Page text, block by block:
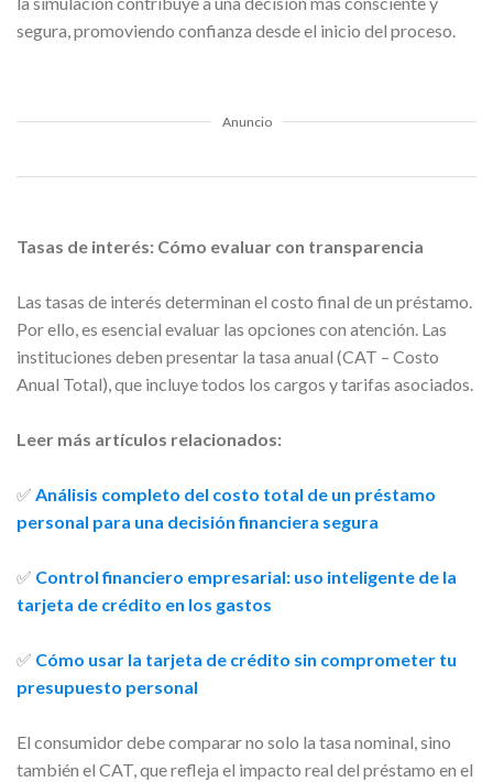
segura, promoviendo confianza desde el inicio del proceso.
Anuncio
Tasas de interés: Cómo evaluar con transparencia
Las tasas de interés determinan el costo final de un préstamo.
Por ello, es esencial evaluar las opciones con atención. Las
instituciones deben presentar la tasa anual (CAT – Costo
Anual Total), que incluye todos los cargos y tarifas asociados.
Leer más artículos relacionados:
✅ Análisis completo del costo total de un préstamo
personal para una decisión financiera segura
✅ Control financiero empresarial: uso inteligente de la
tarjeta de crédito en los gastos
✅ Cómo usar la tarjeta de crédito sin comprometer tu
presupuesto personal
El consumidor debe comparar no solo la tasa nominal, sino
también el CAT, que refleja el impacto real del préstamo en el